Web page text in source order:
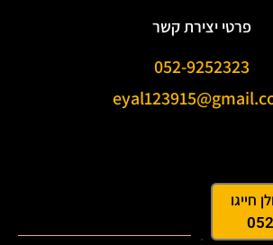
פרטי יצירת קשר
052-9252323
.
חייגו